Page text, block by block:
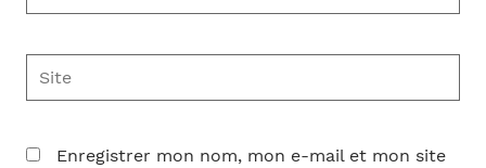
mail*
Site
Enregistrer mon nom, mon e-mail et mon site